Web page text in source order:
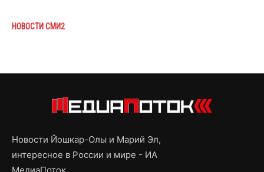
НОВОСТИ СМИ2
Новости Йошкар-Олы и Марий Эл,
интересное в России и мире - ИА